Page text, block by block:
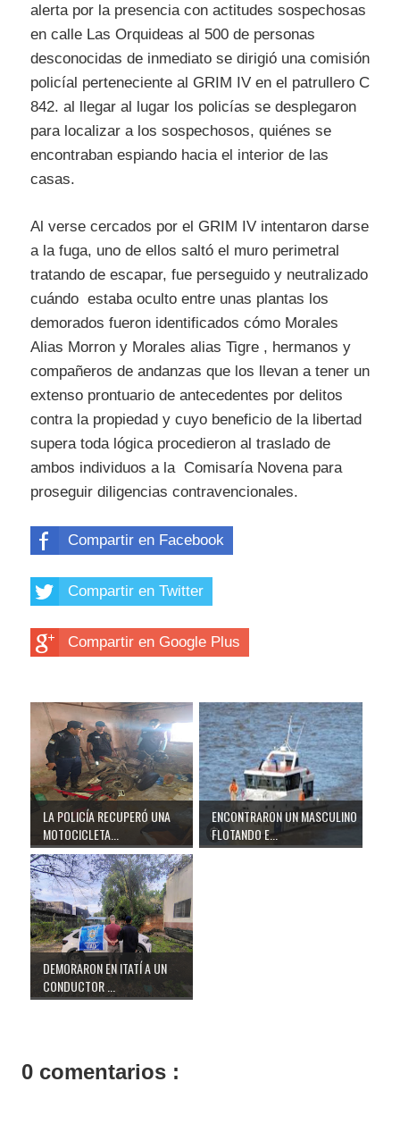
alerta por la presencia con actitudes sospechosas
en calle Las Orquideas al 500 de personas
desconocidas de inmediato se dirigió una comisión
policíal perteneciente al GRIM IV en el patrullero C
842. al llegar al lugar los policías se desplegaron
para localizar a los sospechosos, quiénes se
encontraban espiando hacia el interior de las
casas.
Al verse cercados por el GRIM IV intentaron darse
a la fuga, uno de ellos saltó el muro perimetral
tratando de escapar, fue perseguido y neutralizado
cuándo estaba oculto entre unas plantas los
demorados fueron identificados cómo Morales
Alias Morron y Morales alias Tigre , hermanos y
compañeros de andanzas que los llevan a tener un
extenso prontuario de antecedentes por delitos
contra la propiedad y cuyo beneficio de la libertad
supera toda lógica procedieron al traslado de
ambos individuos a la Comisaría Novena para
proseguir diligencias contravencionales.
Compartir en Facebook
Compartir en Twitter
Compartir en Google Plus
LA POLICÍA RECUPERÓ UNA
MOTOCICLETA...
ENCONTRARON UN MASCULINO
FLOTANDO E...
DEMORARON EN ITATÍ A UN
CONDUCTOR ...
0 comentarios :